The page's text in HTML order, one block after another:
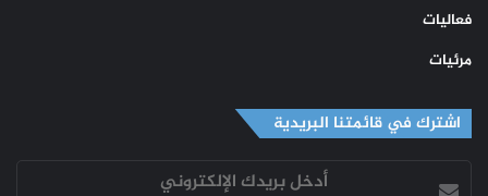
فعاليات
مرئيات
اشترك في قائمتنا البريدية